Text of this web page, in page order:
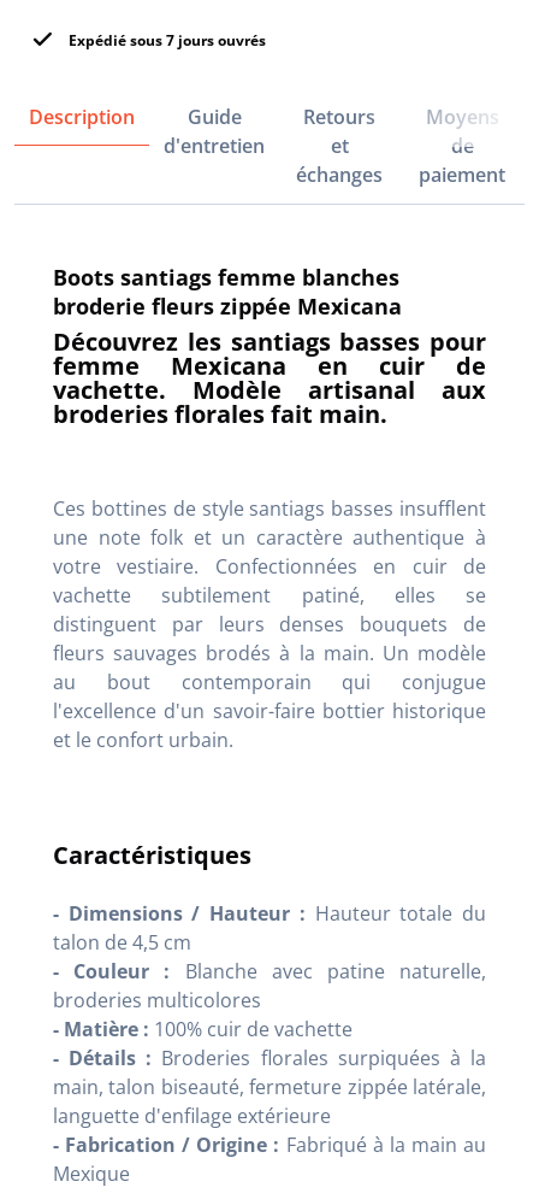
Expédié sous 7 jours ouvrés
Description
Guide
d'entretien
Retours
et
échanges
Moyens
de
paiement
Boots santiags femme blanches
broderie fleurs zippée Mexicana
Découvrez les santiags basses pour
femme Mexicana en cuir de
vachette. Modèle artisanal aux
broderies florales fait main.
Ces bottines de style santiags basses insufflent
une note folk et un caractère authentique à
votre vestiaire. Confectionnées en cuir de
vachette subtilement patiné, elles se
distinguent par leurs denses bouquets de
fleurs sauvages brodés à la main. Un modèle
au bout contemporain qui conjugue
l'excellence d'un savoir-faire bottier historique
et le confort urbain.
Caractéristiques
- Dimensions / Hauteur : Hauteur totale du
talon de 4,5 cm
- Couleur : Blanche avec patine naturelle,
broderies multicolores
- Matière : 100% cuir de vachette
- Détails : Broderies florales surpiquées à la
main, talon biseauté, fermeture zippée latérale,
languette d'enfilage extérieure
- Fabrication / Origine : Fabriqué à la main au
Mexique